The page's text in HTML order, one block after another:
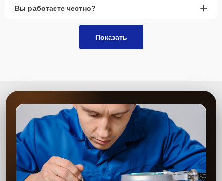
Вы работаете честно? +
Показать